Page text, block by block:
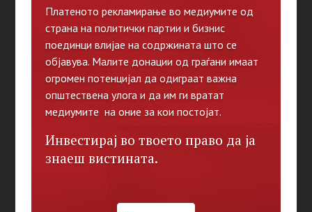
Платеното рекламирање во медиумите од
страна на политички партии и бизнис
поединци влијае на содржината што се
објавува. Малите донации од граѓани имаат
огромен потенцијал да одиграат важна
општествена улога и да им ги вратат
медиумите на оние за кои постојат.
Инвестирај во твоето право да ја
знаеш вистината.